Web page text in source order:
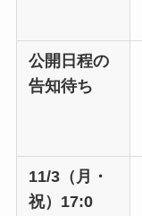
公開日程の
告知待ち
11/3（月・
祝）17:0